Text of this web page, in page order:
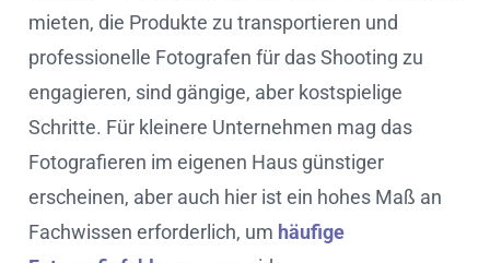
mieten, die Produkte zu transportieren und
professionelle Fotografen für das Shooting zu
engagieren, sind gängige, aber kostspielige
Schritte. Für kleinere Unternehmen mag das
Fotografieren im eigenen Haus günstiger
erscheinen, aber auch hier ist ein hohes Maß an
Fachwissen erforderlich, um häufige